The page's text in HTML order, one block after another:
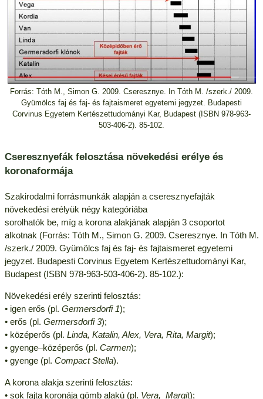
Forrás: Tóth M., Simon G. 2009. Cseresznye. In Tóth M. /szerk./ 2009.
Gyümölcs faj és faj- és fajtaismeret egyetemi jegyzet. Budapesti
Corvinus Egyetem Kertészettudományi Kar, Budapest (ISBN 978-963-
503-406-2). 85-102.
Cseresznyefák felosztása növekedési erélye és
koronaformája
Szakirodalmi forrásmunkák alapján a cseresznyefajták
növekedési erélyük négy kategóriába
sorolhatók be, míg a korona alakjának alapján 3 csoportot
alkotnak (Forrás: Tóth M., Simon G. 2009. Cseresznye. In Tóth M.
/szerk./ 2009. Gyümölcs faj és faj- és fajtaismeret egyetemi
jegyzet. Budapesti Corvinus Egyetem Kertészettudományi Kar,
Budapest (ISBN 978-963-503-406-2). 85-102.):
Növekedési erély szerinti felosztás:
• igen erős (pl. Germersdorfi 1);
• erős (pl. Germersdorfi 3);
• középerős (pl. Linda, Katalin, Alex, Vera, Rita, Margit);
• gyenge–középerős (pl. Carmen);
• gyenge (pl. Compact Stella).
A korona alakja szerinti felosztás:
• sok fajta koronája gömb alakú (pl. Vera, Margit);